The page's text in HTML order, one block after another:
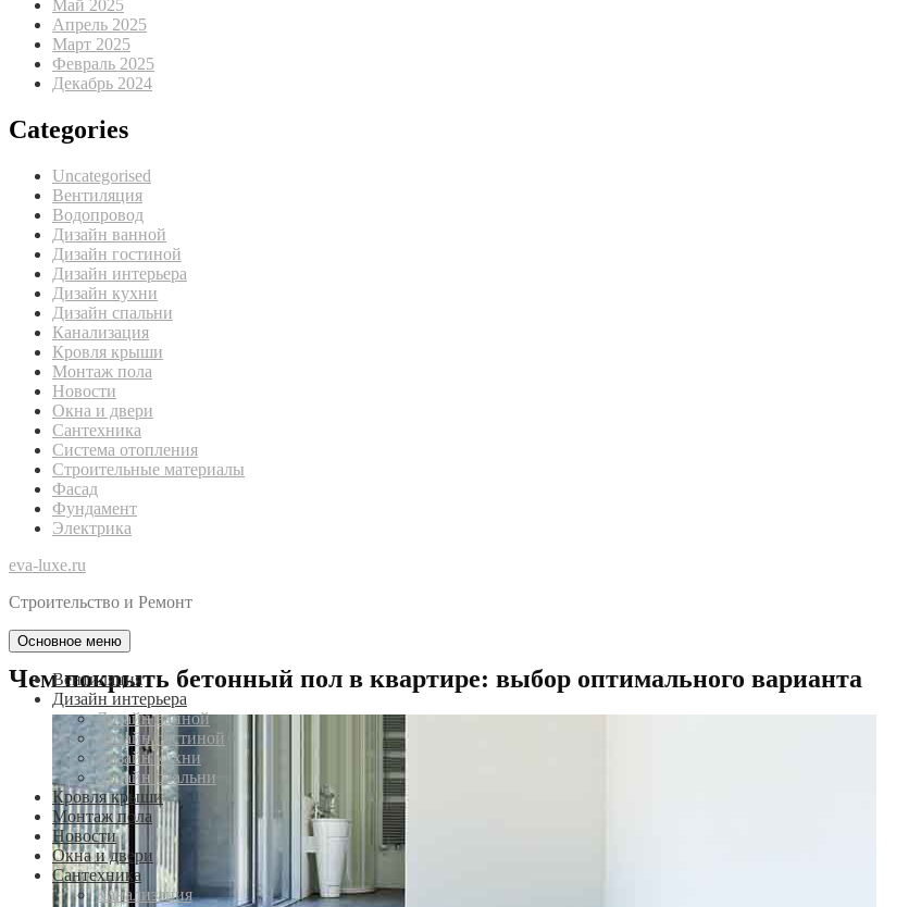
Май 2025
Апрель 2025
Март 2025
Февраль 2025
Декабрь 2024
Categories
Uncategorised
Вентиляция
Водопровод
Дизайн ванной
Дизайн гостиной
Дизайн интерьера
Дизайн кухни
Дизайн спальни
Канализация
Кровля крыши
Монтаж пола
Новости
Окна и двери
Сантехника
Система отопления
Строительные материалы
Фасад
Фундамент
Электрика
eva-luxe.ru
Строительство и Ремонт
Основное меню
Вентиляция
Дизайн интерьера
Дизайн ванной
Дизайн гостиной
Дизайн кухни
Дизайн спальни
Кровля крыши
Монтаж пола
Новости
Окна и двери
Сантехника
Канализация
Чем покрыть бетонный пол в квартире: выбор оптимального варианта